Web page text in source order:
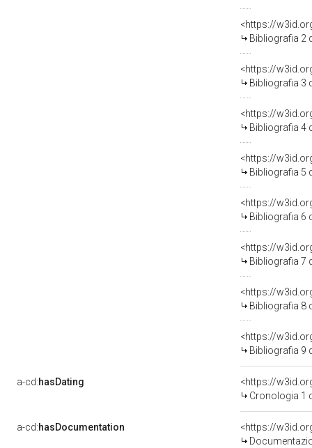
<https://
Bibliografia 2
<https://
Bibliografia 3
<https://
Bibliografia 4
<https://
Bibliografia 5
<https://
Bibliografia 6
<https://
Bibliografia 7
<https://
Bibliografia 8
<https://
Bibliografia 9
a-cd:hasDating
<https://
Cronologia 1
a-cd:hasDocumentation